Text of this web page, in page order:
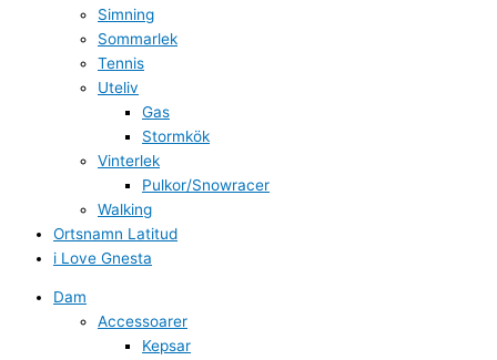
Simning
Sommarlek
Tennis
Uteliv
Gas
Stormkök
Vinterlek
Pulkor/Snowracer
Walking
Ortsnamn Latitud
i Love Gnesta
Dam
Accessoarer
Kepsar